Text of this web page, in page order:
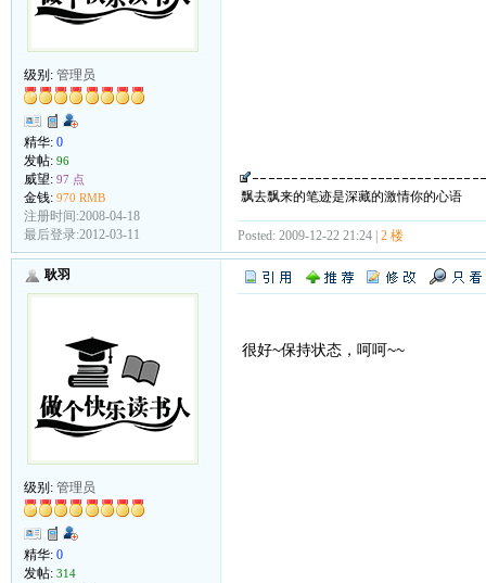
级别: 管理员
精华: 0
发帖: 96
威望: 97 点
金钱: 970 RMB
注册时间:2008-04-18
最后登录:2012-03-11
飘去飘来的笔迹是深藏的激情你的心语
Posted: 2009-12-22 21:24 | 2 楼
耿羽
级别: 管理员
精华: 0
发帖: 314
很好~保持状态，呵呵~~